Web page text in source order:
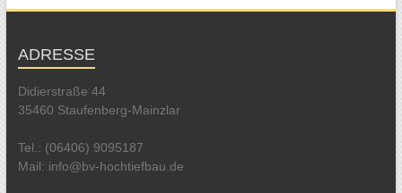
ADRESSE
Didierstraße 44
35460 Staufenberg-Mainzlar
Tel.: (06406) 9095187
Mail: info@bv-hochtiefbau.de